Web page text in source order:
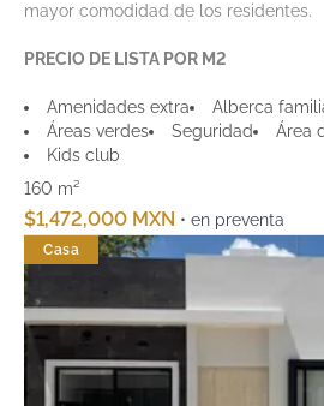
mayor comodidad de los residentes.
PRECIO DE LISTA POR M2
Amenidades extra
Alberca
Áreas verdes
Seguridad
Área
Kids club
160 m²
$1,472,000 MXN • en preventa
Casa